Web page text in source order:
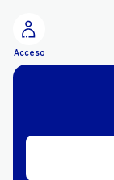
Acceso